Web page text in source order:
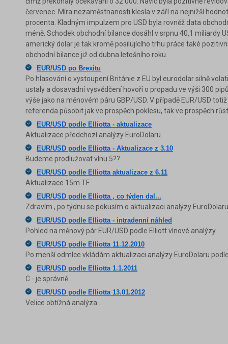
červenec. Míra nezaměstnanosti klesla v září na nejnižší
procenta. Kladným impulzem pro USD byla rovněž data
méně. Schodek obchodní bilance dosáhl v srpnu 40,1 miliardy
americký dolar je tak kromě posilujícího trhu práce také
obchodní bilance již od dubna letošního roku.
EUR/USD po Brexitu
Po hlasování o vystoupení Británie z EU byl eurodolar silně
ustaly a dosavadní vysvědčení hovoří o propadu ve výši 300
výše jako na měnovém páru GBP/USD. V případě EUR/USD
referenda působit jak ve prospěch poklesu, tak ve prospěch
EUR/USD podle Elliotta - aktualizace
Aktualizace předchozí analýzy EuroDolaru
EUR/USD podle Elliotta - Aktualizace z 3.10
Budeme prodlužovat vlnu 5??
EUR/USD podle Elliotta aktualizace z 6.11
Aktualizace 15m TF
EUR/USD podle Elliotta , co týden dal...
Zdravím , po týdnu se pokusím o aktualizaci analýzy
EUR/USD podle Elliotta - intradenní náhled
Pohled na měnový pár EUR/USD podle Elliott vlnové analýzy.
EUR/USD podle Elliotta 11.12.2010
Po menší odmlce vkládám aktualizaci analýzy EuroDolaru podle
EUR/USD podle Elliotta 1.1.2011
C - je správně...
EUR/USD podle Elliotta 13.01.2012
Velice obtížná analýza...